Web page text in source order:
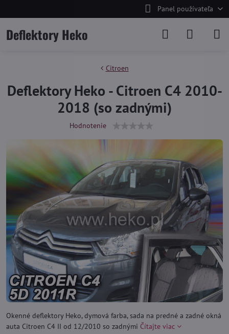
Panel používateľa
Deflektory Heko
Citroen
Deflektory Heko - Citroen C4 2010-
2018 (so zadnými)
Hodnotenie
Okenné deflektory Heko, dymová farba, sada na predné a zadné okná
auta Citroen C4 II od 12/2010 so zadnými Čítajte viac